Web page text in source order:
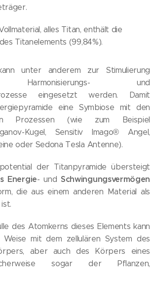
alles Titan, enthält die
Titanelements (99,84%).
unter anderem zur Stimulierung
Harmonisierungs- und
eingesetzt werden. Damit
eine Symbiose mit den
Prozessen (wie zum Beispiel
Kugel, Sensitiv Imago® Angel,
oder Sedona Tesla Antenne).
der Titanpyramide übersteigt
Energie- und Schwingungsvermögen
die aus einem anderen Material als
des Atomkerns dieses Elements kann
Weise mit dem zellulären System des
aber auch des Körpers eines
sogar der Pflanzen,